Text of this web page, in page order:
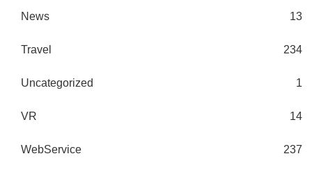
News 13
Travel 234
Uncategorized 1
VR 14
WebService 237